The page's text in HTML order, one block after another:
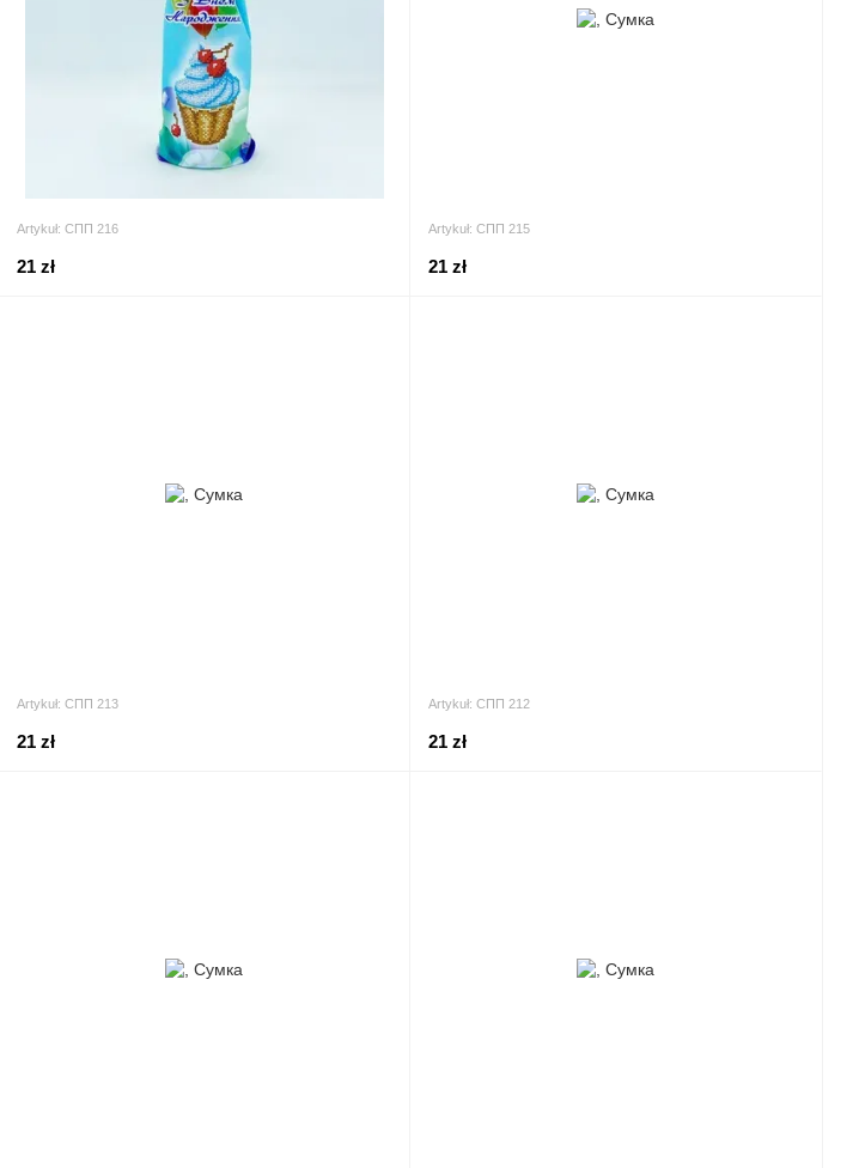
Artykuł: СПП 216
21 zł
Artykuł: СПП 215
21 zł
Artykuł: СПП 213
21 zł
Artykuł: СПП 212
21 zł